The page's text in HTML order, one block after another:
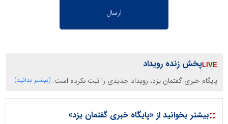
پخش زنده رویداد
پایگاه خبری گفتمان یزد، رویداد جدیدی را ثبت نکرده است. (بیشتر بدانید)
::بیشتر بخوانید از «پایگاه خبری گفتمان یزد»